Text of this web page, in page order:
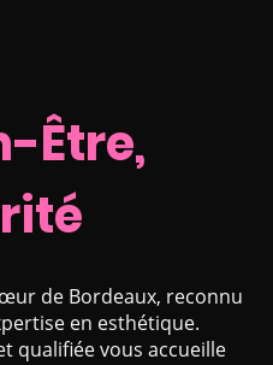
Être,
de Bordeaux, reconnu
en esthétique.
qualifiée vous accueille